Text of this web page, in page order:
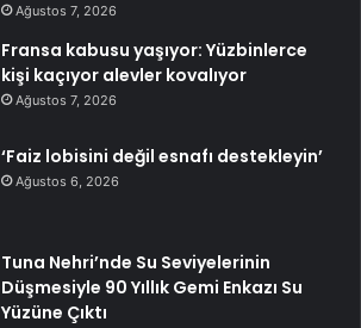
Ağustos 7, 2026
Fransa kabusu yaşıyor: Yüzbinlerce
kişi kaçıyor alevler kovalıyor
Ağustos 7, 2026
‘Faiz lobisini değil esnafı destekleyin’
Ağustos 6, 2026
Tuna Nehri’nde Su Seviyelerinin
Düşmesiyle 90 Yıllık Gemi Enkazı Su
Yüzüne Çıktı